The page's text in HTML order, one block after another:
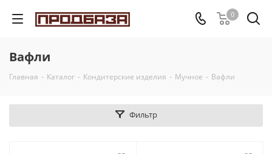
0
Вафли
Главная - Каталог - Кондитерские изделия - Мучное - Вафли
Фильтр